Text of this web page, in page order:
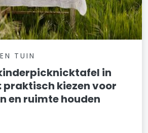
TUIN
in
praktisch kiezen voor
en ruimte houden